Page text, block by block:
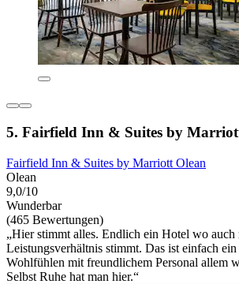
5. Fairfield Inn & Suites by
Fairfield Inn & Suites by Marriott Olean
Olean
9,0/10
Wunderbar
(465 Bewertungen)
„Hier stimmt alles. Endlich ein Hotel wo auch
Leistungsverhältnis stimmt. Das ist einfach
Wohlfühlen mit freundlichem Personal allem
Selbst Ruhe hat man hier.“